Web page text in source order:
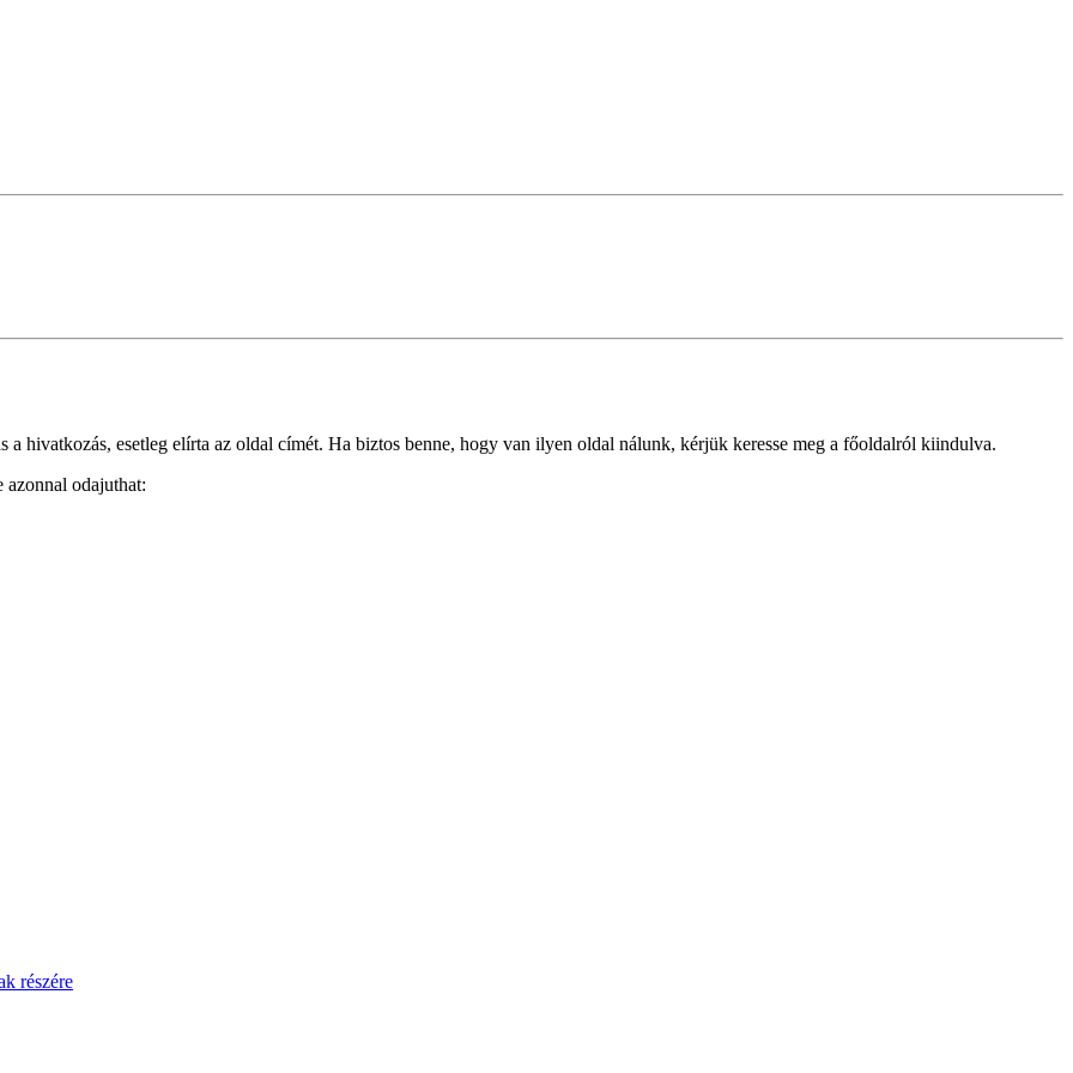
hivatkozás, esetleg elírta az oldal címét. Ha biztos benne, hogy van ilyen oldal nálunk, kérjük keresse meg a főoldalról kiindulva.
odajuthat:
részére